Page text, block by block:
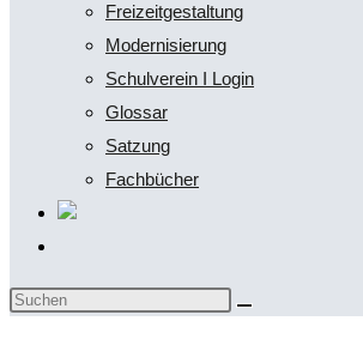
Freizeitgestaltung
Modernisierung
Schulverein I Login
Glossar
Satzung
Fachbücher
umschalten
Diese